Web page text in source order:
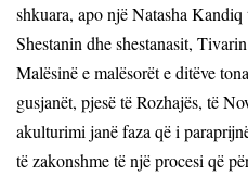
shkuara, apo një Natasha
Shestanin dhe shestanasit,
Malësinë e malësorët e ditëve
gusjanët, pjesë të Rozhajës, të
akulturimi janë faza që i
të zakonshme të një procesi që